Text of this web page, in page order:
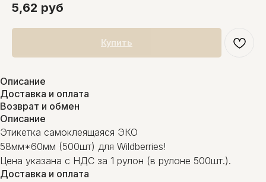
5,62 руб
Купить
Описание
Доставка и оплата
Возврат и обмен
Описание
Этикетка самоклеящаяся ЭКО
58мм*60мм (500шт) для Wildberries!
Цена указана с НДС за 1 рулон (в рулоне 500шт.).
Доставка и оплата